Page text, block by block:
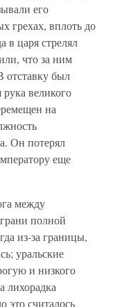
его
грехах, вплоть до
в царя стрелял
что за ним
отставку был
великого
на
Он потерял
еще
между
полной
из-за границы,
уральские
и низкого
лихорадка
это считалось